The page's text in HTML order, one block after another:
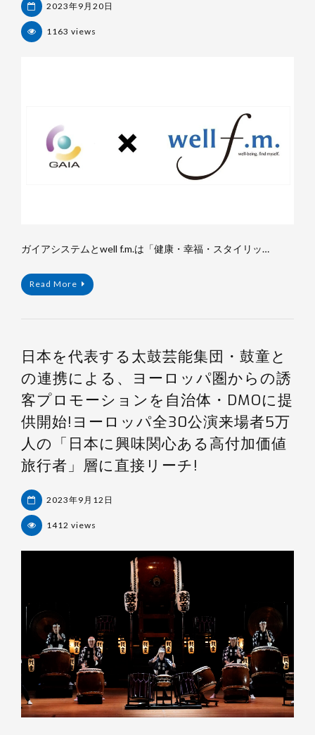
2023年9月20日
1163 views
ガイアシステムとwell f.m.は「健康・幸福・スタイリッ…
Read More
日本を代表する太鼓芸能集団・鼓童と
の連携による、ヨーロッパ圏からの誘
客プロモーションを自治体・DMOに提
供開始!ヨーロッパ全30公演来場者5万
人の「日本に興味関心ある高付加価値
旅行者」層に直接リーチ!
2023年9月12日
1412 views